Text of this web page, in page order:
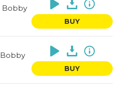
Bobby
BUY
Bobby
BUY